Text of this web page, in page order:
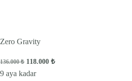
Zero Gravity
136.000₺ Orijinal fiyat: 136.000 ₺.
118.000 ₺Şu andaki fiyat: 118.000 ₺.
9 aya kadar